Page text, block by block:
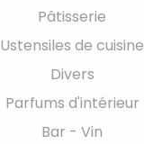
Pâtisserie
Ustensiles de cuisine
Divers
Parfums d'intérieur
Bar - Vin